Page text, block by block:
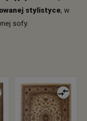
stylistyce, w
sofy.